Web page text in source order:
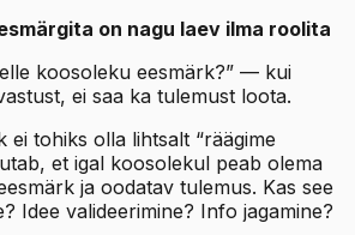
on nagu laev ilma roolita
koosoleku eesmärk?” — kui
ei saa ka tulemust loota.
ei tohiks olla lihtsalt “räägime
et igal koosolekul peab olema
ja oodatav tulemus. Kas see
Idee valideerimine? Info jagamine?